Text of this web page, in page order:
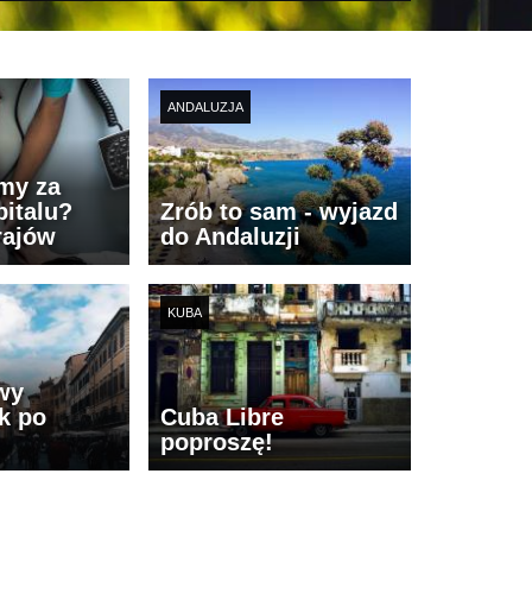
za
ANDALUZJA
Zrób to sam - wyjazd
do Andaluzji
po
KUBA
Cuba Libre
poproszę!